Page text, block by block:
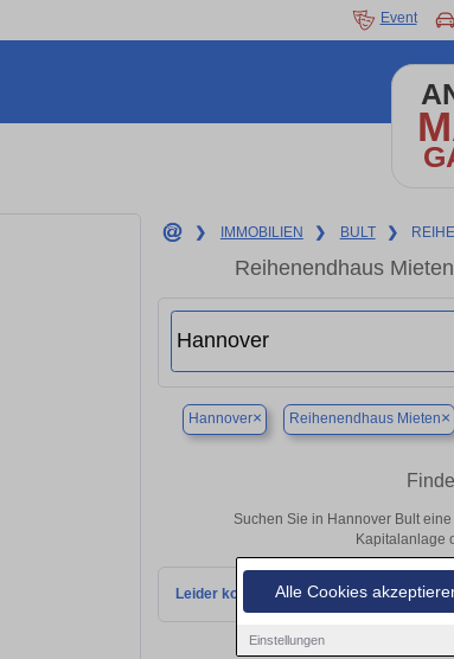
Alle Cookies
Einstellungen
Event
❯ IMMOBILIEN ❯ BULT ❯
Reihenendhaus
Hannover× Reihenendhaus Mieten×
Suchen Sie in Hannover Bult
Kapitalanlage
Leider konnten wir derzeit keine